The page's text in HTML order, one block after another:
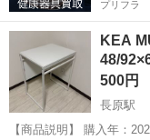
プリフラ
KEA
48/
500円
長原駅
【商品説明】 購入年：